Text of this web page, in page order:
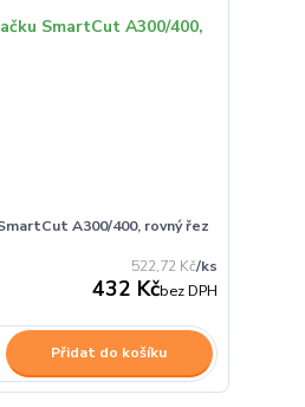
A300/400, rovný řez
522,72 Kč/ks
432 Kčbez DPH
Přidat do košíku